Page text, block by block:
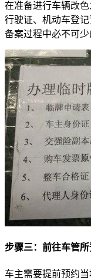
在准备进行车辆改
行驶证、机动车登
备案过程中必不可少
步骤三：前往车管
车主需要提前预约